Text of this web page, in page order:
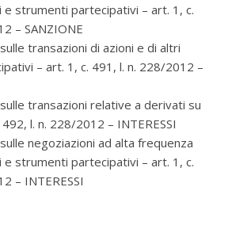
e strumenti partecipativi – art. 1, c.
– SANZIONE
transazioni di azioni e di altri
– art. 1, c. 491, l. n. 228/2012 –
transazioni relative a derivati su
l. n. 228/2012 – INTERESSI
negoziazioni ad alta frequenza
e strumenti partecipativi – art. 1, c.
– INTERESSI